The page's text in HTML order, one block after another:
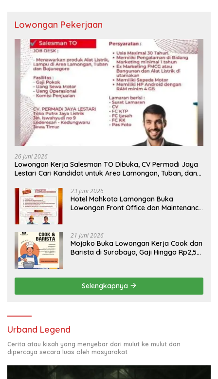
Lowongan Pekerjaan
26 Juni 2026
Lowongan Kerja Salesman TO Dibuka, CV Permadi Jaya
Lestari Cari Kandidat untuk Area Lamongan, Tuban, dan
23 Juni 2026
Hotel Mahkota Lamongan Buka
Lowongan Front Office dan Maintenance
21 Juni 2026
Mojako Buka Lowongan Kerja Cook dan
Barista di Surabaya, Gaji Hingga Rp2,5
Selengkapnya
Urband Legend
Cerita atau kisah yang menyebar dari mulut ke mulut dan
dipercaya secara luas oleh masyarakat